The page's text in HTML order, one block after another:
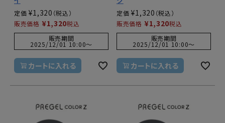
定価 ¥1,320
販売価格 ¥1,320税込
販売期間
2025/12/01 10:00〜
カートに入れる
定価 ¥1,320
販売価格 ¥1,320税込
販売期間
2025/12/01 10:00〜
カートに入れる